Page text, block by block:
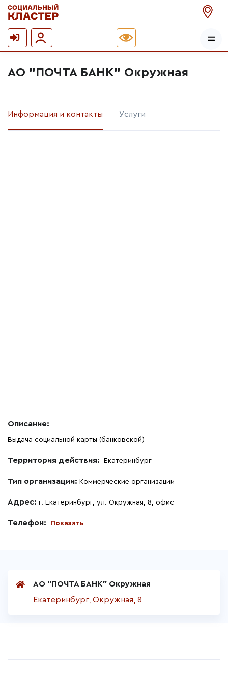
АО "ПОЧТА БАНК" Окружная
Информация и контакты Услуги
Описание:
Выдача социальной карты (банковской)
Территория действия: Екатеринбург
Тип организации: Коммерческие организации
Адрес: г. Екатеринбург, ул. Окружная, 8, офис
Телефон: Показать
АО "ПОЧТА БАНК" Окружная
Екатеринбург, Окружная, 8